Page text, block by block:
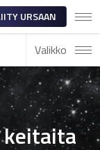
URSAAN
Valikko